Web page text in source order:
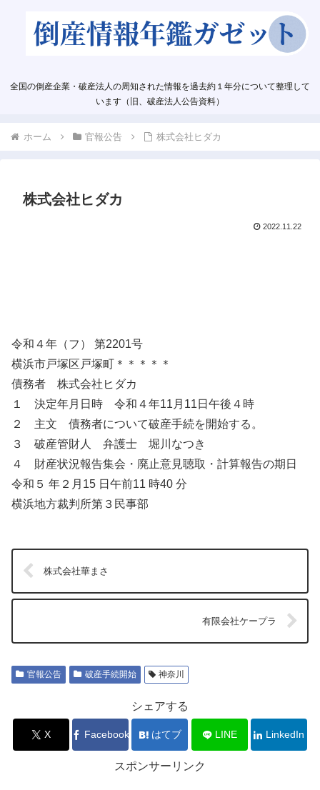
全国の倒産企業・破産法人の周知された情報を過去約１年分について整理して
います（旧、破産法人公告資料）
ホーム 官報公告 株式会社ヒダカ
株式会社ヒダカ
2022.11.22
令和４年（フ） 第2201号
横浜市戸塚区戸塚町＊＊＊＊＊
債務者 株式会社ヒダカ
１ 決定年月日時 令和４年11月11日午後４時
２ 主文 債務者について破産手続を開始する。
３ 破産管財人 弁護士 堀川なつき
４ 財産状況報告集会・廃止意見聴取・計算報告の期日
令和５ 年２月15 日午前11 時40 分
横浜地方裁判所第３民事部
株式会社華まさ
有限会社ケープラ
官報公告 破産手続開始 神奈川
シェアする
X Facebook はてブ LINE LinkedIn
スポンサーリンク